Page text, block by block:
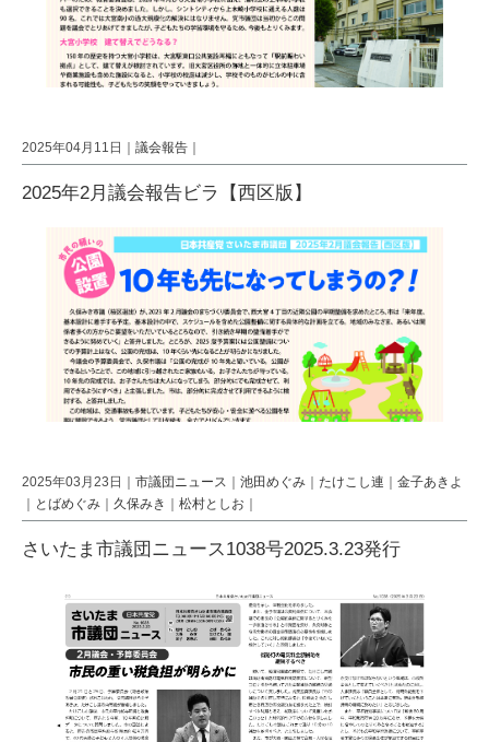
2025年04月11日｜ 議会報告
2025年2月議会報告ビラ【西区版】
2025年03月23日｜ 市議団ニュース 池田めぐみ たけこし連
金子あきよ
とばめぐみ 久保みき 松村としお
さいたま市議団ニュース1038号2025.3.23発行